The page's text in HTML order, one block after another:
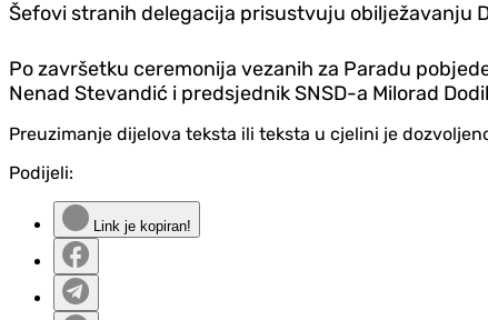
Šefovi stranih delegacija prisustvuju obilježavanju
Po završetku ceremonija vezanih za Paradu
Nenad Stevandić i predsjednik SNSD-a Milorad
Preuzimanje dijelova teksta ili teksta u cjelini je
Podijeli:
Link je kopiran!